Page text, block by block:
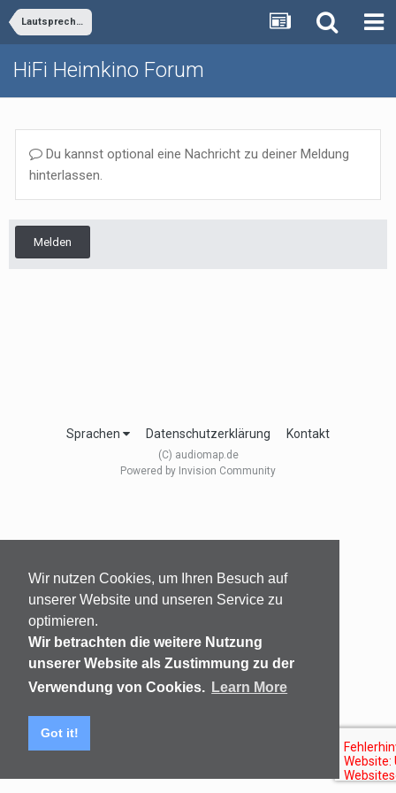
Wir nutzen Cookies, um Ihren Besuch auf
unserer Website und unseren Service zu
optimieren.
Wir betrachten die weitere Nutzung
unserer Website als Zustimmung zu der
Verwendung von Cookies. Learn More
Got it!
Lautsprecher
HiFi Heimkino Forum
Du kannst optional eine Nachricht zu deiner Meldung
hinterlassen.
Melden
Sprachen Datenschutzerklärung Kontakt
(C) audiomap.de
Powered by Invision Community